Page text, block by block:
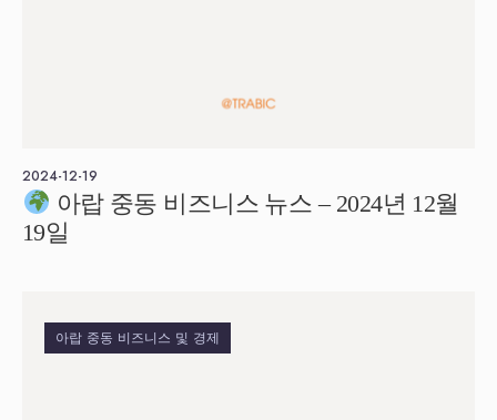
2024-12-19
아랍 중동 비즈니스 뉴스 – 2024년 12월
19일
아랍 중동 비즈니스 및 경제